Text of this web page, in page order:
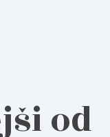
od